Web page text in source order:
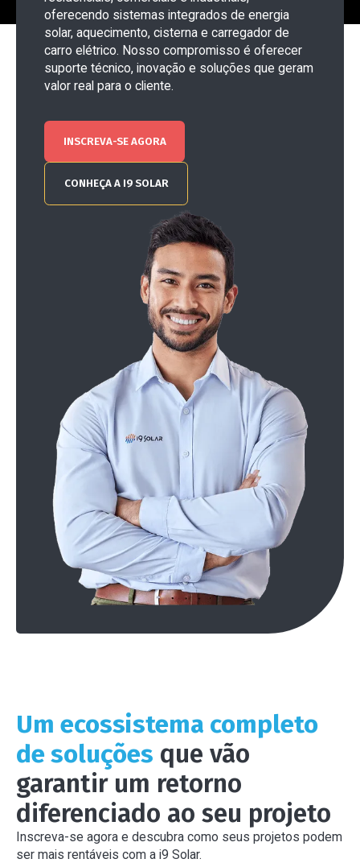
oferecendo sistemas integrados de energia
solar, aquecimento, cisterna e carregador de
carro elétrico. Nosso compromisso é oferecer
suporte técnico, inovação e soluções que geram
valor real para o cliente.
INSCREVA-SE AGORA
CONHEÇA A I9 SOLAR
Um ecossistema completo
de soluções que vão
garantir um retorno
diferenciado ao seu projeto
Inscreva-se agora e descubra como seus projetos podem
ser mais rentáveis com a i9 Solar.